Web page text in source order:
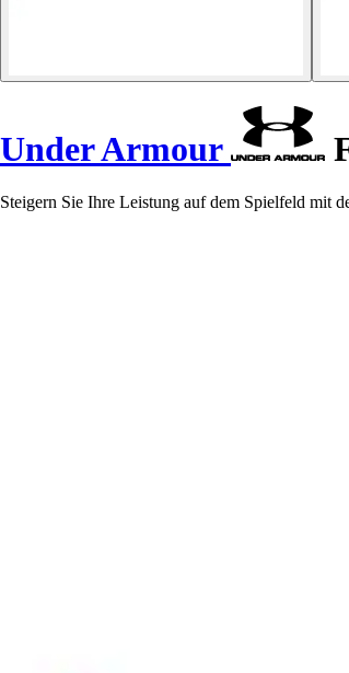
Under Armour
Steigern Sie Ihre Leistung auf dem Spielfeld mit